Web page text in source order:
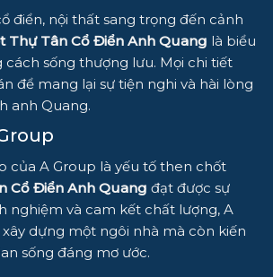
điển, nội thất sang trọng đến cảnh
Thự Tân Cổ Điển Anh Quang là biểu
sống thượng lưu. Mọi chi tiết
để mang lại sự tiện nghi và hài lòng
anh Quang.
của A Group là yếu tố then chốt
Cổ Điển Anh Quang đạt được sự
nghiệm và cam kết chất lượng, A
dựng một ngôi nhà mà còn kiến
sống đáng mơ ước.